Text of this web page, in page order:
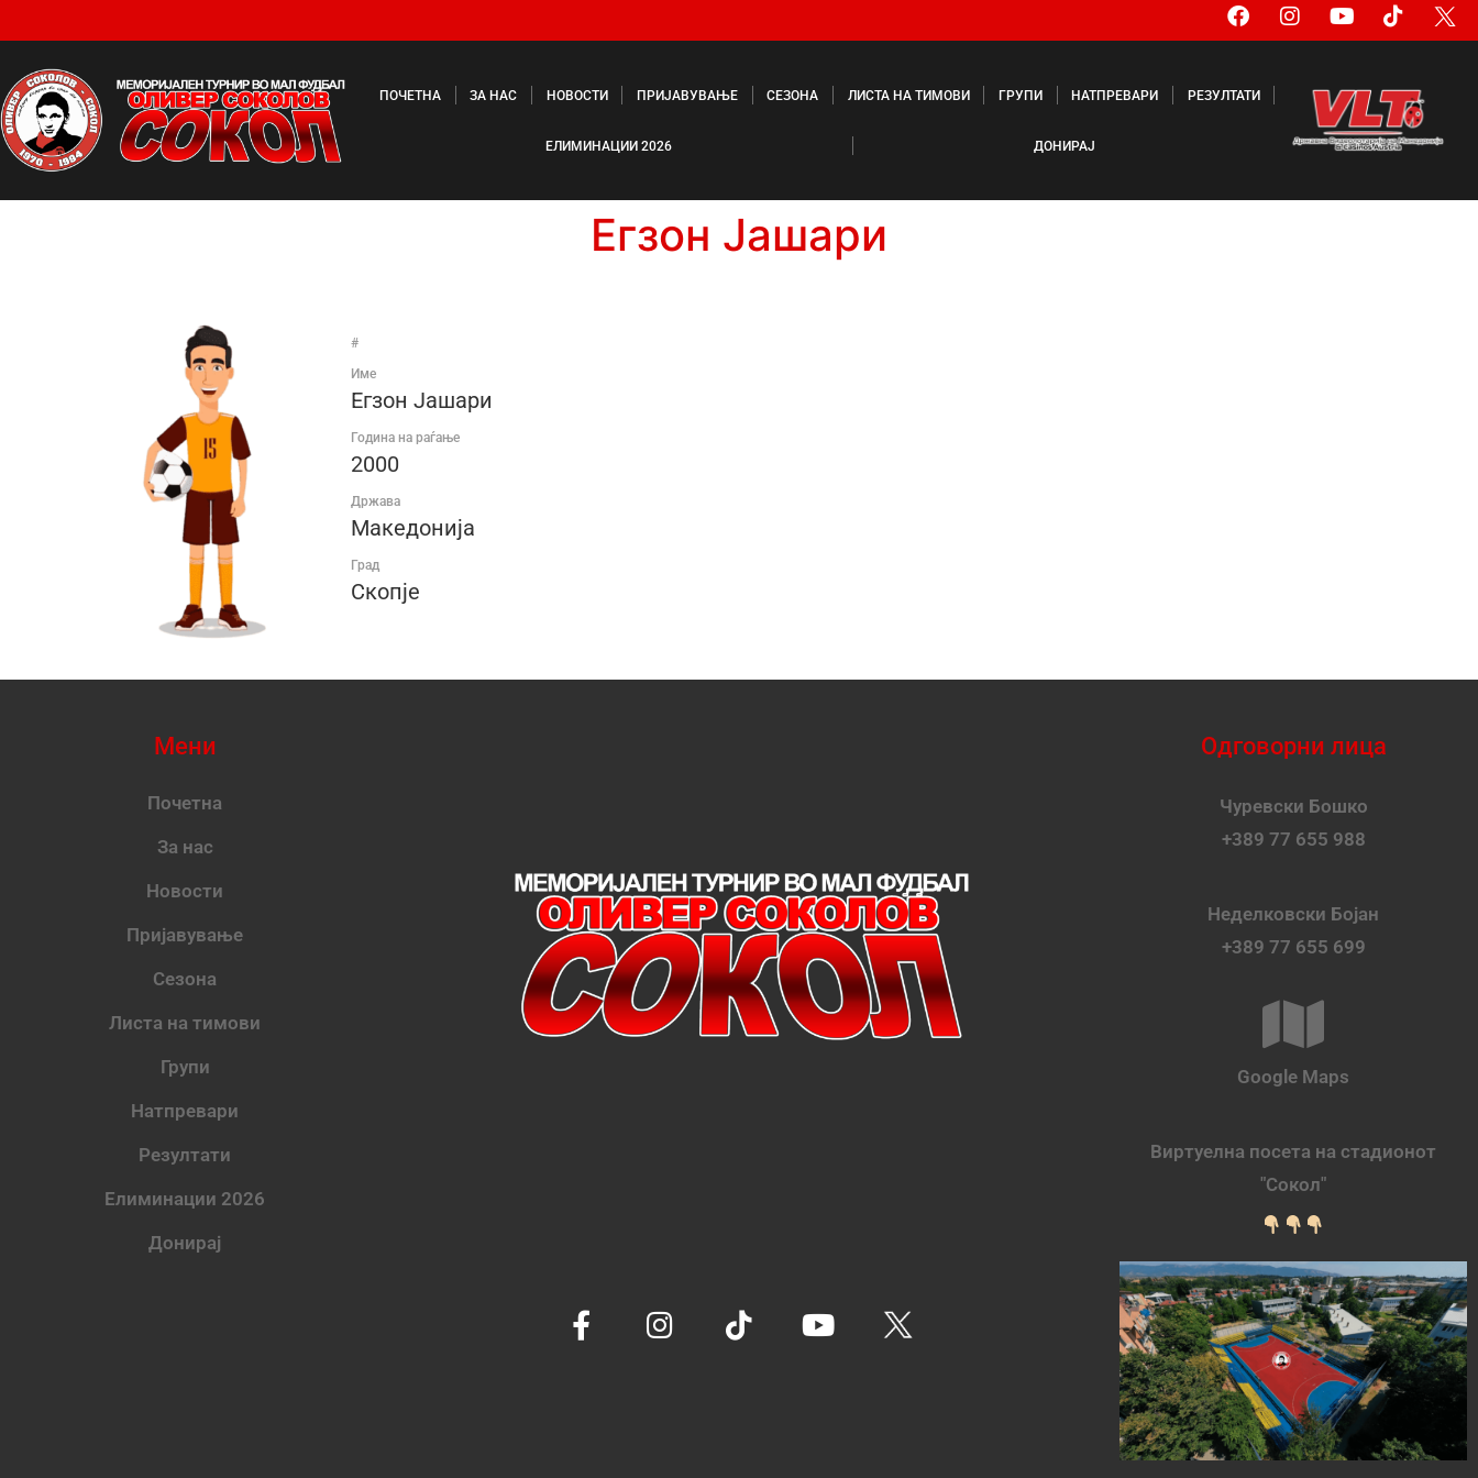
ПОЧЕТНА ЗА НАС НОВОСТИ ПРИЈАВУВАЊЕ СЕЗОНА ЛИСТА НА ТИМОВИ ГРУПИ НАТПРЕВАРИ РЕЗУЛТАТИ
ЕЛИМИНАЦИИ 2026 ДОНИРАЈ
Егзон Јашари
#
Име
Егзон Јашари
Година на раѓање
2000
Држава
Македонија
Град
Скопје
Мени
Почетна
За нас
Новости
Пријавување
Сезона
Листа на тимови
Групи
Натпревари
Резултати
Елиминации 2026
Донирај
Одговорни лица
Чуревски Бошко
+389 77 655 988
Неделковски Бојан
+389 77 655 699
Google Maps
Виртуелна посета на стадионот
"Сокол"